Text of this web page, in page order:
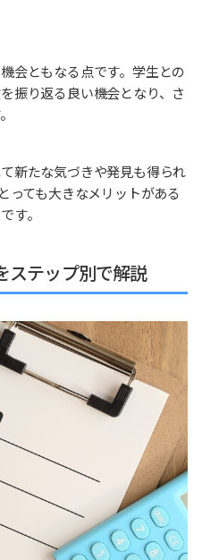
会ともなる点です。学生との
振り返る良い機会となり、さ
新たな気づきや発見も得られ
っても大きなメリットがある
す。
ステップ別で解説